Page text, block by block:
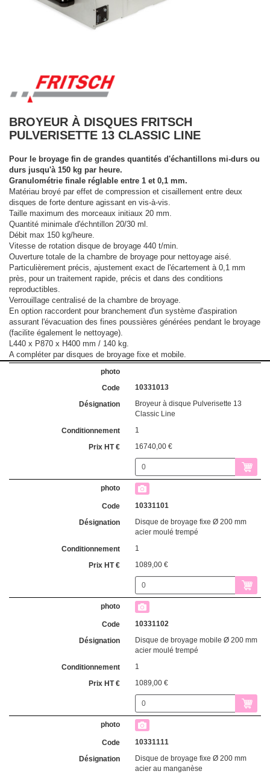
BROYEUR À DISQUES FRITSCH
PULVERISETTE 13 CLASSIC LINE
Pour le broyage fin de grandes quantités d'échantillons mi-durs ou
durs jusqu'à 150 kg par heure.
Granulométrie finale réglable entre 1 et 0,1 mm.
Matériau broyé par effet de compression et cisaillement entre deux
disques de forte denture agissant en vis-à-vis.
Taille maximum des morceaux initiaux 20 mm.
Quantité minimale d'échntillon 20/30 ml.
Débit max 150 kg/heure.
Vitesse de rotation disque de broyage 440 t/min.
Ouverture totale de la chambre de broyage pour nettoyage aisé.
Particulièrement précis, ajustement exact de l'écartement à 0,1 mm
près, pour un traitement rapide, précis et dans des conditions
reproductibles.
Verrouillage centralisé de la chambre de broyage.
En option raccordent pour branchement d'un système d'aspiration
assurant l'évacuation des fines poussières générées pendant le broyage
(facilite également le nettoyage).
L440 x P870 x H400 mm / 140 kg.
A compléter par disques de broyage fixe et mobile.
10331013
Broyeur à disque Pulverisette 13
Classic Line
1
16740,00 €
10331101
Disque de broyage fixe Ø 200 mm
acier moulé trempé
1
1089,00 €
10331102
Disque de broyage mobile Ø 200 mm
acier moulé trempé
1
1089,00 €
10331111
Disque de broyage fixe Ø 200 mm
acier au manganèse